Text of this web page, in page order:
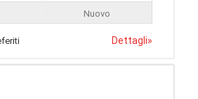
Nuovo
Dettagli»